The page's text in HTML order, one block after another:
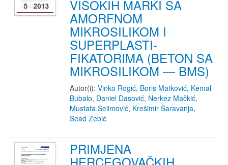
VISOKIH MARKI SA
AMORFNOM
MIKROSILIKOM I
SUPERPLASTI-
FIKATORIMA (BETON SA
MIKROSILIKOM — BMS)
Autor(i): Vinko Rogić, Boris Matković, Kemal
Bubalo, Daniel Dasović, Nerkez Mačkić,
Mustafa Selimović, Krešimir Šaravanja,
Sead Zebić
PRIMJENA